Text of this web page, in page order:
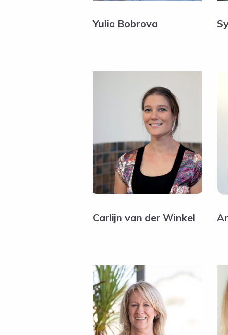
Yulia Bobrova
Carlijn van der Winkel